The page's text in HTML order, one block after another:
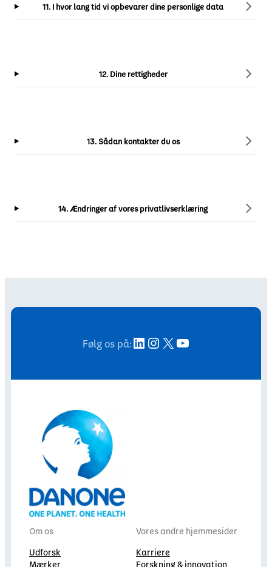
11. I hvor lang tid vi opbevarer dine personlige data
12. Dine rettigheder
13. Sådan kontakter du os
14. Ændringer af vores privatlivserklæring
Følg os på:LinkedIn
Instagram
X YouTube
Om os
Udforsk
Mærker
Vores andre hjemmesider
Karriere
Forskning & innovation